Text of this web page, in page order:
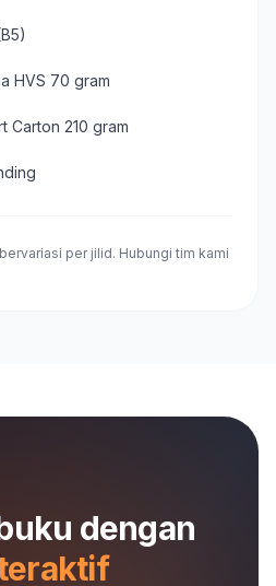
HVS 70 gram
Carton 210 gram
per jilid. Hubungi tim kami
dengan